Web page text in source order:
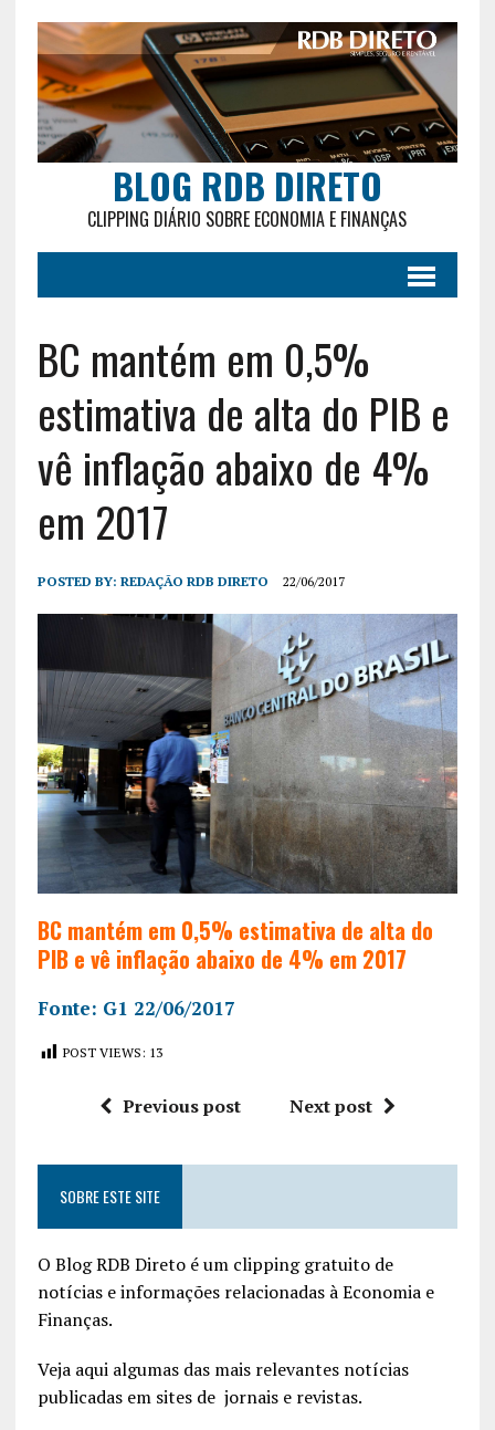
BLOG RDB DIRETO
CLIPPING DIÁRIO SOBRE ECONOMIA E FINANÇAS
BC mantém em 0,5%
estimativa de alta do PIB e
vê inflação abaixo de 4%
em 2017
POSTED BY: REDAÇÃO RDB DIRETO 22/06/2017
BC mantém em 0,5% estimativa de alta do
PIB e vê inflação abaixo de 4% em 2017
Fonte: G1 22/06/2017
POST VIEWS: 13
Previous post Next post
SOBRE ESTE SITE
O Blog RDB Direto é um clipping gratuito de
notícias e informações relacionadas à Economia e
Finanças.
Veja aqui algumas das mais relevantes notícias
publicadas em sites de jornais e revistas.